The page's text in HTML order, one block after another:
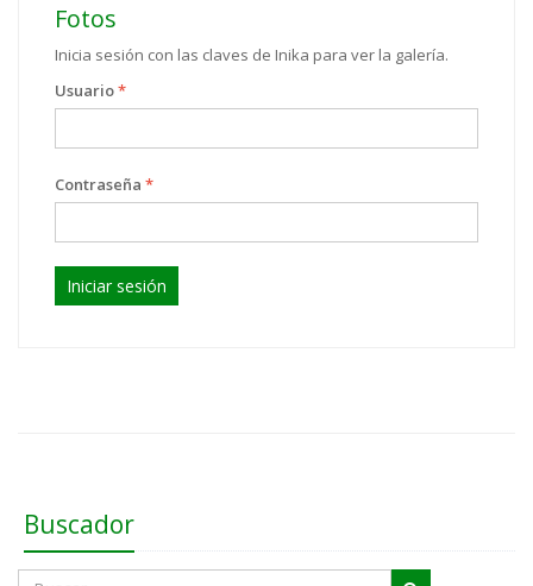
Fotos
Inicia sesión con las claves de Inika para ver la galería.
Usuario*
Contraseña *
Iniciar sesión
Buscador